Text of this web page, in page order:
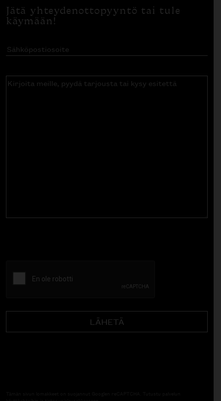
Jätä yhteydenottopyyntö tai tule
käymään!
Sähköpostiosoite(Pakollinen)
Kirjoita